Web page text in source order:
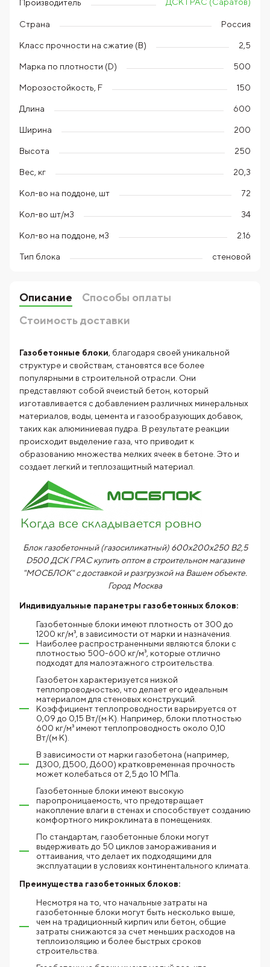
Производитель ДСК ГРАС (Саратов)
Страна Россия
Класс прочности на сжатие (В) 2,5
Марка по плотности (D) 500
Морозостойкость, F 150
Длина 600
Ширина 200
Высота 250
Вес, кг 20,3
Кол-во на поддоне, шт 72
Кол-во шт/м3 34
Кол-во на поддоне, м3 2.16
Тип блока стеновой
Описание
Способы оплаты
Стоимость доставки
Газобетонные блоки, благодаря своей уникальной
структуре и свойствам, становятся все более
популярными в строительной отрасли. Они
представляют собой ячеистый бетон, который
изготавливается с добавлением различных минеральных
материалов, воды, цемента и газообразующих добавок,
таких как алюминиевая пудра. В результате реакции
происходит выделение газа, что приводит к
образованию множества мелких ячеек в бетоне. Это и
создает легкий и теплозащитный материал.
Блок газобетонный (газосиликатный) 600x200x250 B2,5
D500 ДСК ГРАС купить оптом в строительном магазине
"МОСБЛОК" с доставкой и разгрузкой на Вашем объекте.
Город Москва
Индивидуальные параметры газобетонных блоков:
Газобетонные блоки имеют плотность от 300 до
1200 кг/м³, в зависимости от марки и назначения.
Наиболее распространенными являются блоки с
плотностью 500-600 кг/м³, которые отлично
подходят для малоэтажного строительства.
Газобетон характеризуется низкой
теплопроводностью, что делает его идеальным
материалом для стеновых конструкций.
Коэффициент теплопроводности варьируется от
0,09 до 0,15 Вт/(м·К). Например, блоки плотностью
600 кг/м³ имеют теплопроводность около 0,10
Вт/(м·К).
В зависимости от марки газобетона (например,
Д300, Д500, Д600) кратковременная прочность
может колебаться от 2,5 до 10 МПа.
Газобетонные блоки имеют высокую
паропроницаемость, что предотвращает
накопление влаги в стенах и способствует созданию
комфортного микроклимата в помещениях.
По стандартам, газобетонные блоки могут
выдерживать до 50 циклов замораживания и
оттаивания, что делает их подходящими для
эксплуатации в условиях континентального климата.
Преимущества газобетонных блоков:
Несмотря на то, что начальные затраты на
газобетонные блоки могут быть несколько выше,
чем на традиционный кирпич или бетон, общие
затраты снижаются за счет меньших расходов на
теплоизоляцию и более быстрых сроков
строительства.